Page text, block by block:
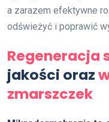
a zarazem efektywne
odświeżyć i poprawić
Regeneracja
jakości oraz
zmarszczek